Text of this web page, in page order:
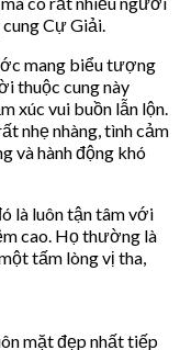
Cự Giải.
mang biểu tượng
thuộc cung này
xúc vui buồn lẫn lộn.
nhẹ nhàng, tình cảm
và hành động khó
là luôn tận tâm với
cao. Họ thường là
tấm lòng vị tha,
mặt đẹp nhất tiếp